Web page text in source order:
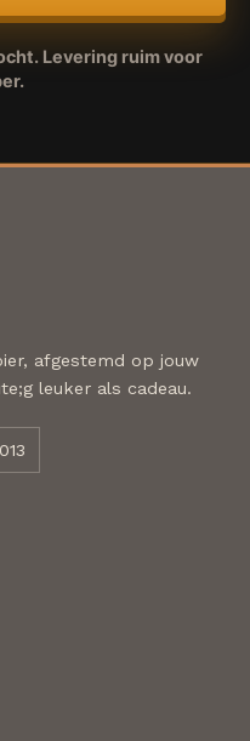
Levering ruim voor
afgestemd op jouw
leuker als cadeau.